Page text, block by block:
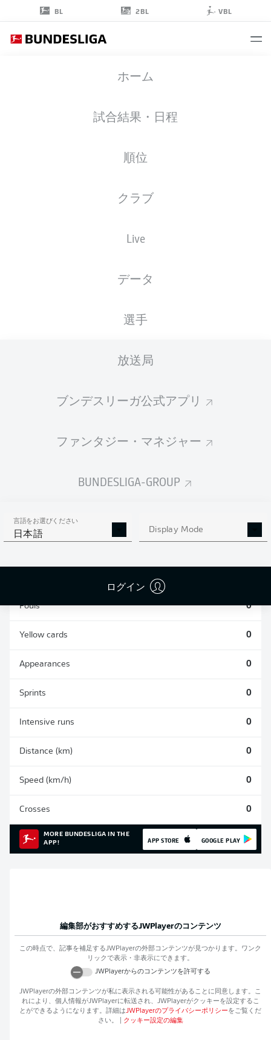
BL 2BL VBL
ホーム
試合結果・日程
順位
クラブ
Live
データ
選手
放送局
ブンデスリーガ公式アプリ
ファンタジー・マネジャー
BUNDESLIGA-GROUP
言語をお選びください
日本語 Display Mode
ログイン
統計 シーズン 2026/2027
TACKLES WON
Fouls 0
Yellow cards 0
Appearances 0
Sprints 0
Intensive runs 0
Distance (km) 0
Speed (km/h) 0
Crosses 0
MORE BUNDESLIGA IN THE
APP!
APP STORE GOOGLE PLAY
編集部がおすすめするJWPlayerのコンテンツ
この時点で、記事を補足するJWPlayerの外部コンテンツが見つかります。ワンク
リックで表示・非表示にできます。
JWPlayerからのコンテンツを許可する
JWPlayerの外部コンテンツが私に表示される可能性があることに同意します。こ
れにより、個人情報がJWPlayerに転送され、 JWPlayerがクッキーを設定するこ
とができるようになります。詳細はJWPlayerのプライバシーポリシーをご覧くだ
さい。
クッキー設定の編集